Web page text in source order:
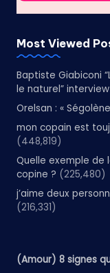
Most Viewed
Baptiste Giabiconi
le naturel”
Orelsan : «
mon copain est
(448,819)
Quelle exemple de
copine ? (225,480)
j’aime deux
(216,331)
(Amour) 8 signes